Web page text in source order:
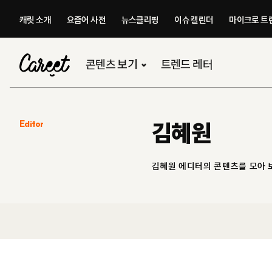
캐릿 소개 요즘어 사전 뉴스클리핑 이슈 캘린더 마이크로 트
콘텐츠 보기 트렌드 레터
Editor 김혜원
김혜원 에디터의 콘텐츠를 모아